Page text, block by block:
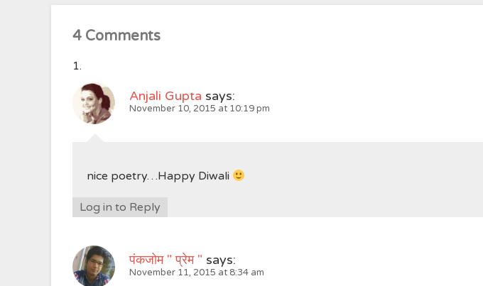
4 Comments
Anjali Gupta says:
November 10, 2015 at 10:19 pm
nice poetry…Happy Diwali
Log in to Reply
पंकजोम " प्रेम " says:
November 11, 2015 at 8:34 am